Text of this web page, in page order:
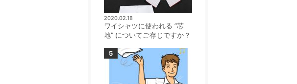
2020.02.18
ワイシャツに使われる ”芯
地” についてご存じですか？